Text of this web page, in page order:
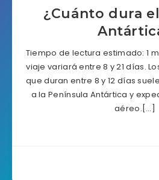
¿Cuánto dura
Tiempo de lectura estimado: 1
viaje variará entre 8 y 21 días.
que duran entre 8 y 12 días
a la Península Antártica y
aéreo.[…]